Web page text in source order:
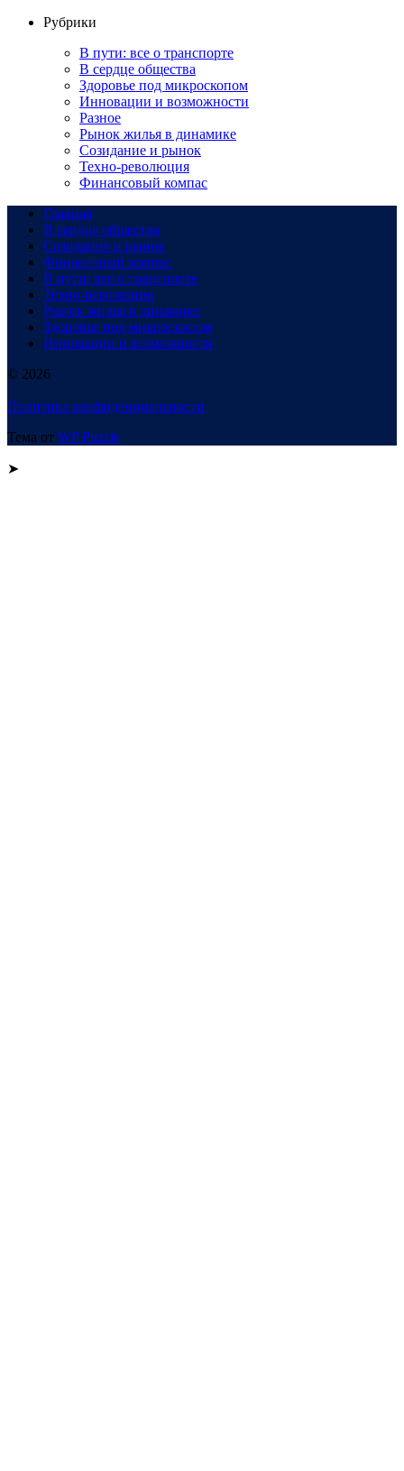
Рубрики
В пути: все о транспорте
В сердце общества
Здоровье под микроскопом
Инновации и возможности
Разное
Рынок жилья в динамике
Созидание и рынок
Техно-революция
Финансовый компас
Главная
В сердце общества
Созидание и рынок
Финансовый компас
В пути: все о транспорте
Техно-революция
Рынок жилья в динамике
Здоровье под микроскопом
Инновации и возможности
© 2026
Политика конфиденциальности
Тема от WP Puzzle
➤